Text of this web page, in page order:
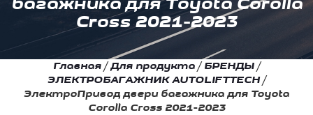
Cross 2021-2023
Главная /Для продукта /БРЕНДЫ /
ЭЛЕКТРОБАГАЖНИК AUTOLIFTTECH /
ЭлектроПривод двери багажника для Toyota
Corolla Cross 2021-2023